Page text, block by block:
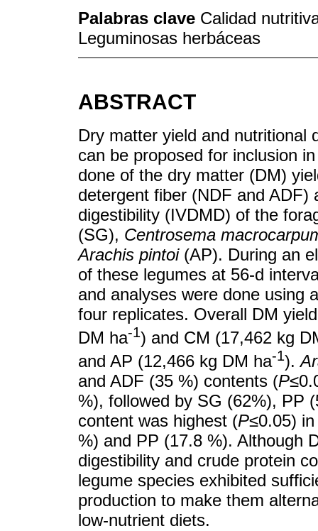
Palabras clave Calidad
Leguminosas herbáceas
ABSTRACT
Dry matter yield and nutritional
can be proposed for inclusion
done of the dry matter (DM)
detergent fiber (NDF and
digestibility (IVDMD) of the
(SG), Centrosema
Arachis pintoi(AP). During an
of these legumes at 56-d
and analyses were done using
four replicates. Overall DM
DM ha-1) and CM (17,462 kg
and AP (12,466 kg DM ha-1).
and ADF (35 %) contents (P
%), followed by SG (62%), PP
content was highest (P≤0.05)
%) and PP (17.8 %). Although
digestibility and crude protein
legume species exhibited
production to make them
low-nutrient diets.